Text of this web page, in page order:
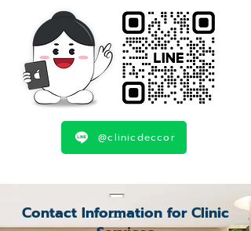
@clinicdeccor
Contact Information for Clinic